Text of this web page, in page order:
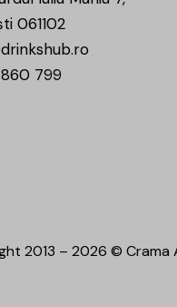
061102
799
2013 – 2026 ©